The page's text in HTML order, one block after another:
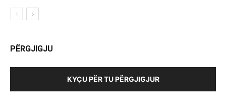
PËRGJIGJU
KYÇU PËR TU PËRGJIGJUR